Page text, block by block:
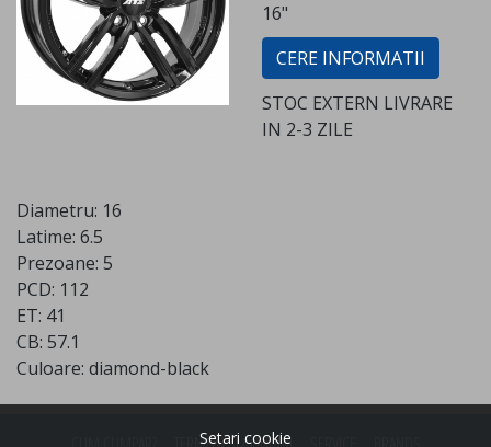
16"
CERE INFORMATII
STOC EXTERN LIVRARE
IN 2-3 ZILE
Diametru: 16
Latime: 6.5
Prezoane: 5
PCD: 112
ET: 41
CB: 57.1
Culoare: diamond-black
Setari cookie